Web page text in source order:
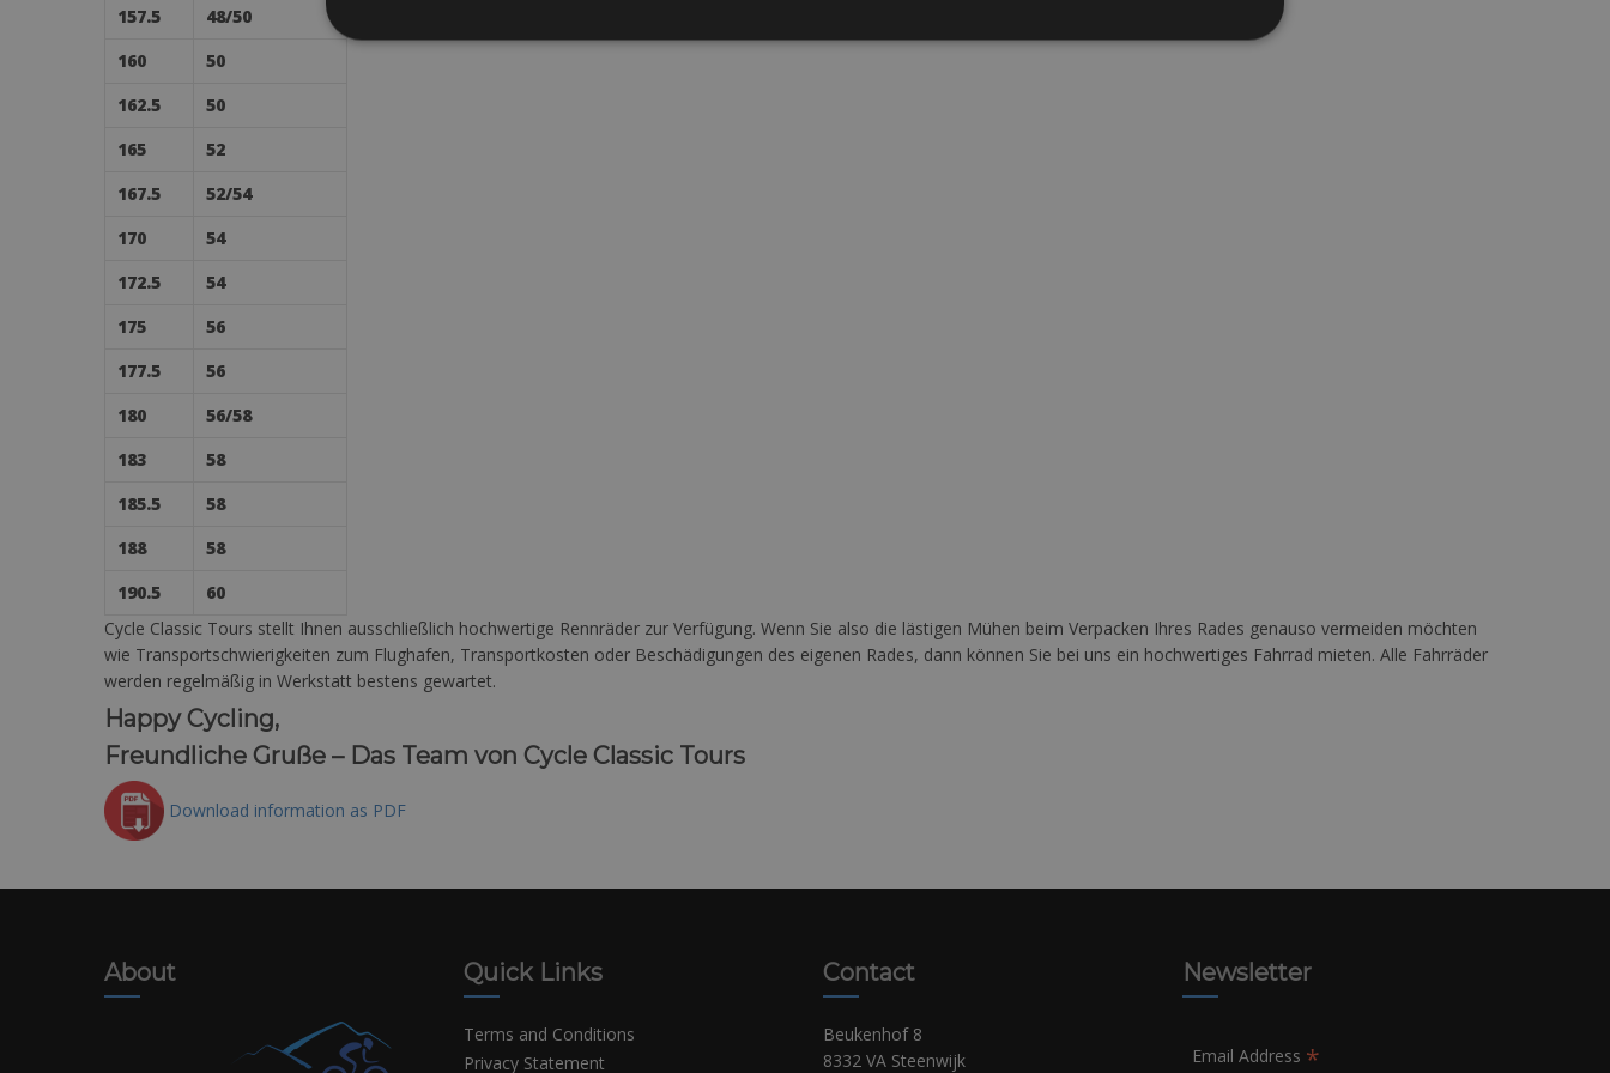
157.5
48/50
160
50
162.5
50
165
52
167.5
52/54
170
54
172.5
54
175
56
177.5
56
180
56/58
183
58
185.5
58
188
58
190.5
60
Cycle Classic Tours stellt Ihnen ausschließlich hochwertige Rennräder zur Verfügung. Wenn Sie also die lästigen Mühen beim Verpacken Ihres Rades genauso vermeiden möchten
wie Transportschwierigkeiten zum Flughafen, Transportkosten oder Beschädigungen des eigenen Rades, dann können Sie bei uns ein hochwertiges Fahrrad mieten. Alle Fahrräder
werden regelmäßig in Werkstatt bestens gewartet.
Happy Cycling,
Freundliche Gruße – Das Team von Cycle Classic Tours
Download information as PDF
About Quick Links
Terms and Conditions
Privacy Statement
Contact
Beukenhof 8
8332 VA Steenwijk
Newsletter
Email Address *